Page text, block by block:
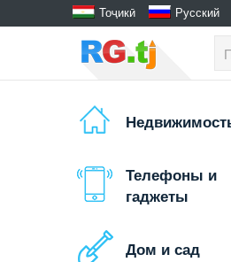
Тоҷикӣ Русский
Телефоны и
гаджеты
Дом и сад